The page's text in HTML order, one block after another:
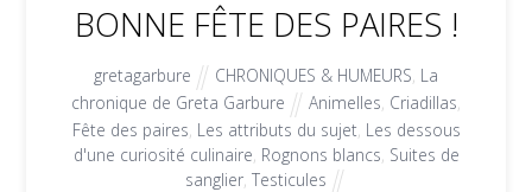
BONNE FÊTE DES PAIRES !
gretagarbure CHRONIQUES & HUMEURS, La
chronique de Greta Garbure
Animelles, Criadillas,
Fête des paires Les attributs du sujet Les dessous
d'une curiosité culinaire Rognons blancs Suites de
sanglier ,Testicules